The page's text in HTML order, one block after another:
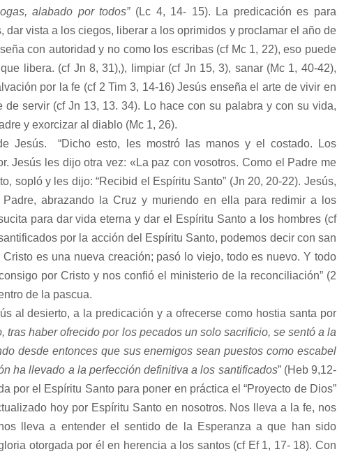
alabado por todos”(Lc 4, 14- 15). La predicación es para
vista a los ciegos, liberar a los oprimidos y proclamar el año de
con autoridad y no como los escribas (cf Mc 1, 22), eso puede
libera. (cf Jn 8, 31),), limpiar (cf Jn 15, 3), sanar (Mc 1, 40-42),
por la fe (cf 2 Tim 3, 14-16) Jesús enseña el arte de vivir en
servir (cf Jn 13, 13. 34). Lo hace con su palabra y con su vida,
y exorcizar al diablo (Mc 1, 26).
Jesús.
“Dicho esto, les mostró las manos y el costado. Los
Jesús les dijo otra vez: «La paz con vosotros. Como el Padre me
sopló y les dijo: “Recibid el Espíritu Santo” (Jn 20, 20-22). Jesús,
abrazando la Cruz y muriendo en ella para redimir a los
para dar vida eterna y dar el Espíritu Santo a los hombres (cf
por la acción del Espíritu Santo, podemos decir con san
es una nueva creación; pasó lo viejo, todo es nuevo. Y todo
por Cristo y nos confió el ministerio de la reconciliación” (2
de la pascua.
al desierto, a la predicación y a ofrecerse como hostia santa por
tras haber ofrecido por los pecados un solo sacrificio, se sentó a la
desde entonces que sus enemigos sean puestos como escabel
ha llevado a la perfección definitiva a los santificados” (Heb 9,12-
por el Espíritu Santo para poner en práctica el “Proyecto de Dios”
hoy por Espíritu Santo en nosotros. Nos lleva a la fe, nos
lleva a entender el sentido de la Esperanza a que han sido
otorgada por él en herencia a los santos (cf Ef 1, 17- 18). Con